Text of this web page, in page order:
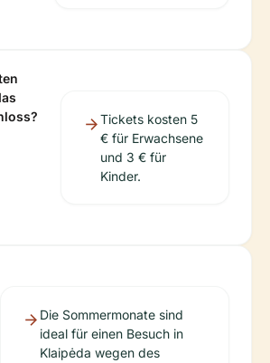
Tickets kosten 5
€ für Erwachsene
und 3 € für
Kinder.
Die Sommermonate sind
ideal für einen Besuch in
Klaipėda wegen des